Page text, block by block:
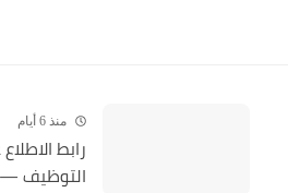
منذ 6 أيام
رابط
التوظيف — concours.onec.dz